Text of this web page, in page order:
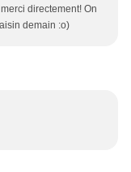
directement! On
demain :o)